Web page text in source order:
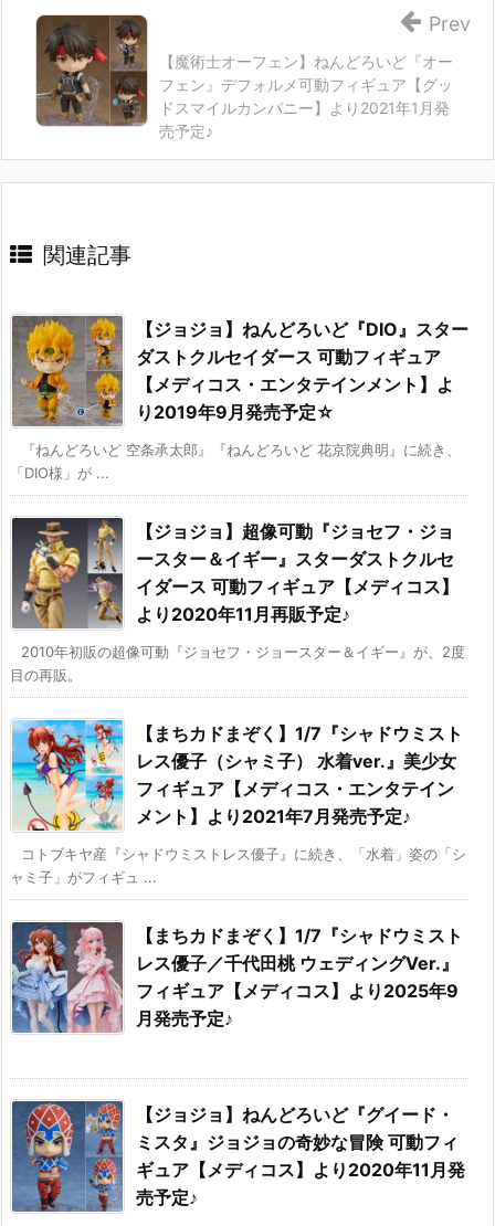
【魔術士オーフェン】ねんどろいど『オー
フェン』デフォルメ可動フィギュア【グッ
ドスマイルカンパニー】より2021年1月発
売予定♪
Prev
関連記事
【ジョジョ】ねんどろいど『DIO』スター
ダストクルセイダース 可動フィギュア
【メディコス・エンタテインメント】よ
り2019年9月発売予定☆
『ねんどろいど 空条承太郎』『ねんどろいど 花京院典明』に続き、
「DIO様」が ...
【ジョジョ】超像可動『ジョセフ・ジョ
ースター＆イギー』スターダストクルセ
イダース 可動フィギュア【メディコス】
より2020年11月再販予定♪
2010年初販の超像可動『ジョセフ・ジョースター＆イギー』が、2度
目の再販。
【まちカドまぞく】1/7『シャドウミスト
レス優子（シャミ子） 水着ver.』美少女
フィギュア【メディコス・エンタテイン
メント】より2021年7月発売予定♪
コトブキヤ産『シャドウミストレス優子』に続き、「水着」姿の「シ
ャミ子」がフィギュ ...
【まちカドまぞく】1/7『シャドウミスト
レス優子／千代田桃 ウェディングVer.』
フィギュア【メディコス】より2025年9
月発売予定♪
【ジョジョ】ねんどろいど『グイード・
ミスタ』ジョジョの奇妙な冒険 可動フィ
ギュア【メディコス】より2020年11月発
売予定♪